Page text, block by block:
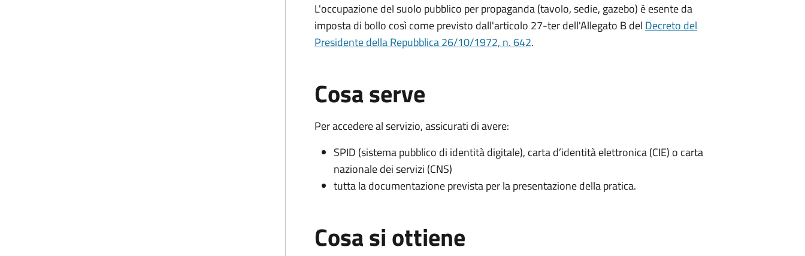
L'occupazione del suolo pubblico per propaganda (tavolo, sedie, gazebo) è esente da
imposta di bollo così come previsto dall'articolo 27-ter dell'Allegato B del Decreto del
Presidente della Repubblica 26/10/1972, n. 642.
Cosa serve
Per accedere al servizio, assicurati di avere:
SPID (sistema pubblico di identità digitale), carta d’identità elettronica (CIE) o carta
nazionale dei servizi (CNS)
tutta la documentazione prevista per la presentazione della pratica.
Cosa si ottiene